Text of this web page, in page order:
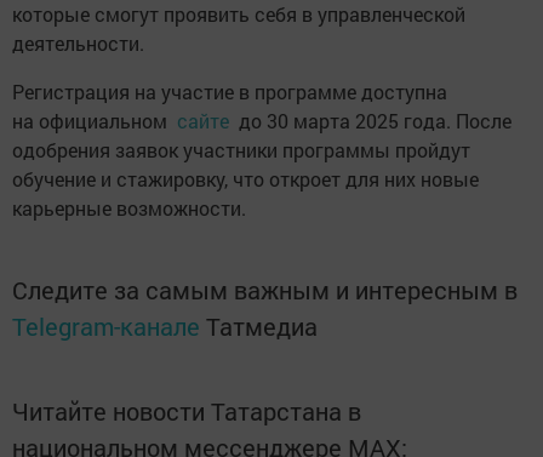
которые смогут проявить себя в управленческой
деятельности.
Регистрация на участие в программе доступна
на официальном сайте до 30 марта 2025 года. После
одобрения заявок участники программы пройдут
обучение и стажировку, что откроет для них новые
карьерные возможности.
Следите за самым важным и интересным в
Telegram-канале Татмедиа
Читайте новости Татарстана в
национальном мессенджере MАХ: